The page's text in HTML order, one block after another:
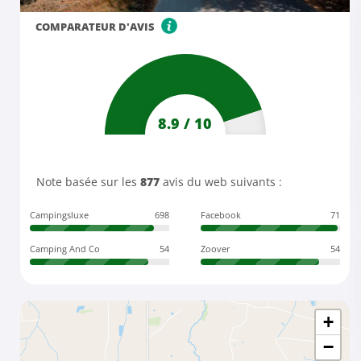
COMPARATEUR D'AVIS
8.9 / 10
Note basée sur les 877 avis du web suivants :
Campingsluxe 698 Facebook 71
Camping And Co 54 Zoover 54
+
−